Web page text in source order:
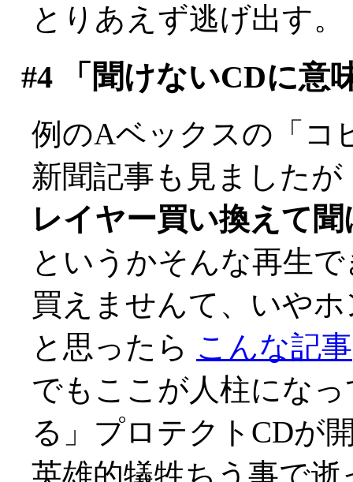
とりあえず逃げ出す。
#4「聞けないCDに意
例のAベックスの「コ
新聞記事も見ましたが
レイヤー買い換えて
というかそんな再生
買えませんて、いや
と思ったら こんな記事
でもここが人柱にな
る」プロテクトCDが
英雄的犠牲ちう事で